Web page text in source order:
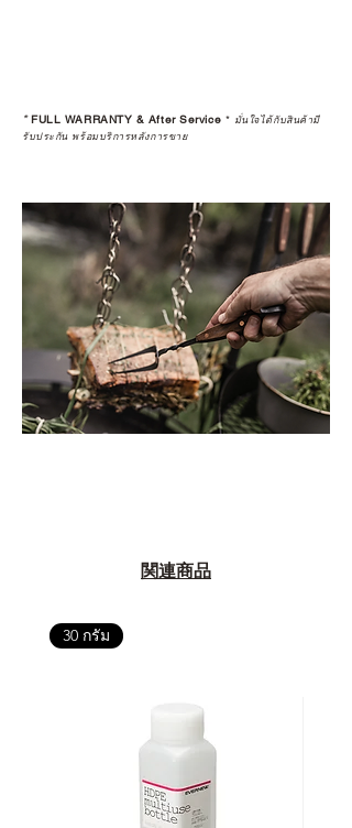
*FULL WARRANTY & After Service * มั่นใจได้กับสินค้ามี
รับประกัน พร้อมบริการหลังการขาย
関連商品
30 กรัม